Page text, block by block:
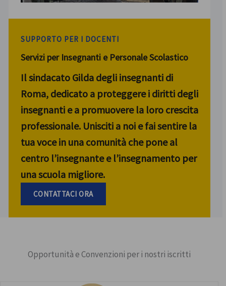
SUPPORTO PER I DOCENTI
Servizi per Insegnanti e Personale Scolastico
Il sindacato Gilda degli insegnanti di
Roma, dedicato a proteggere i diritti degli
insegnanti e a promuovere la loro crescita
professionale. Unisciti a noi e fai sentire la
tua voce in una comunità che pone al
centro l’insegnante e l’insegnamento per
una scuola migliore.
CONTATTACI ORA
Opportunità e Convenzioni per i nostri iscritti